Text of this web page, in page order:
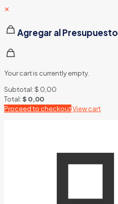
✕
Agregar al Presupuesto
Your cart is currently empty.
Subtotal:$ 0,00
Total:$ 0,00
Proceed to checkoutView cart